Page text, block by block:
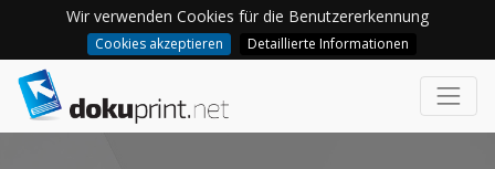
Wir verwenden Cookies für die Benutzererkennung
Cookies akzeptieren Detaillierte Informationen